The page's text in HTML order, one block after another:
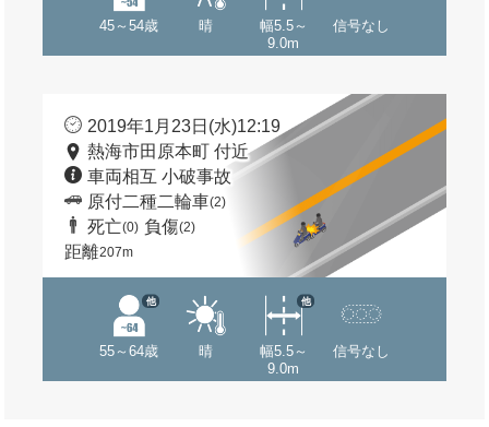
45～54歳 晴
幅5.5～
9.0m
信号なし
2019年1月23日(水)12:19
熱海市田原本町 付近
車両相互 小破事故
原付二種二輪車(2)
死亡(0) 負傷(2)
距離207m
55～64歳
他
晴
幅5.5～
9.0m
他
信号なし